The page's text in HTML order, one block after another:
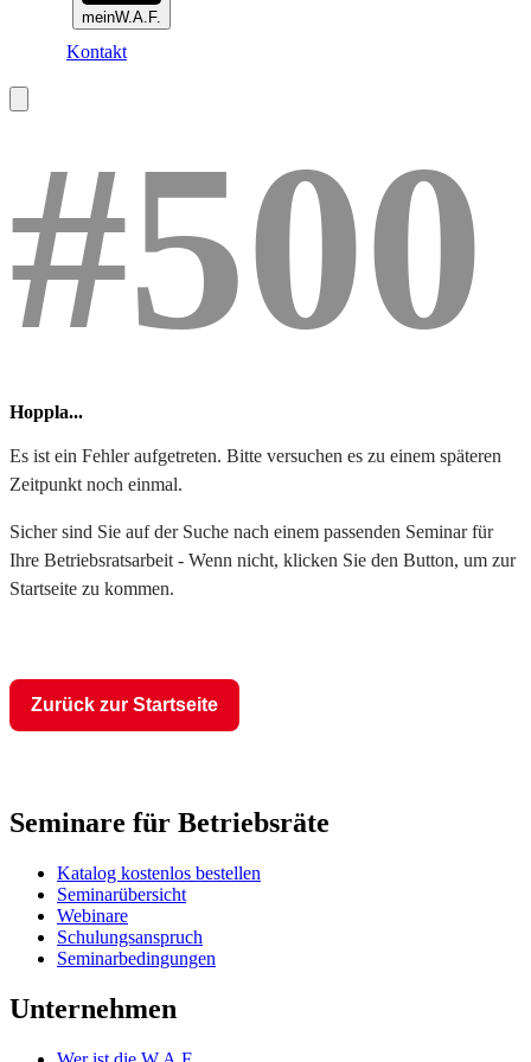
meinW.A.F.
Kontakt
#500
Hoppla...
Es ist ein Fehler aufgetreten. Bitte versuchen es zu einem späteren
Zeitpunkt noch einmal.
Sicher sind Sie auf der Suche nach einem passenden Seminar für
Ihre Betriebsratsarbeit - Wenn nicht, klicken Sie den Button, um zur
Startseite zu kommen.
Zurück zur Startseite
Seminare für Betriebsräte
Katalog kostenlos bestellen
Seminarübersicht
Webinare
Schulungsanspruch
Seminarbedingungen
Unternehmen